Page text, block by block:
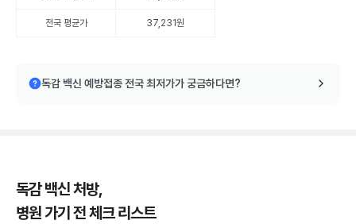
전국 평균가 37,231원
독감 백신 예방접종 전국 최저가가 궁금하다면?
독감 백신 처방,
병원 가기 전 체크 리스트